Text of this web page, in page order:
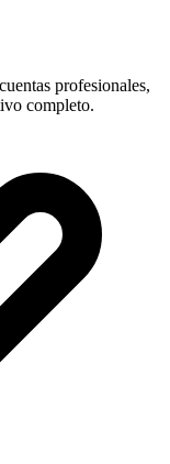
profesionales,
completo.